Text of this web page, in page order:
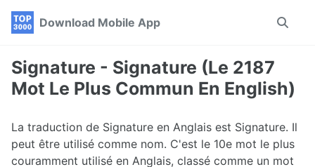
Skip
navigation
Skip
Skip
Download Mobile App
Toggle
Signature - Signature (Le 2187
Mot Le Plus Commun En English)
La traduction de Signature en Anglais est Signature. Il
peut être utilisé comme nom. C'est le 10e mot le plus
couramment utilisé en Anglais, classé comme un mot